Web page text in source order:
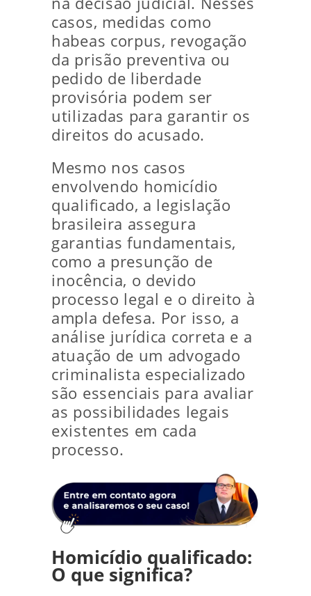
casos, medidas como
habeas corpus, revogação
da prisão preventiva ou
pedido de liberdade
provisória podem ser
utilizadas para garantir os
direitos do acusado.
Mesmo nos casos
envolvendo homicídio
qualificado, a legislação
brasileira assegura
garantias fundamentais,
como a presunção de
inocência, o devido
processo legal e o direito à
ampla defesa. Por isso, a
análise jurídica correta e a
atuação de um advogado
criminalista especializado
são essenciais para avaliar
as possibilidades legais
existentes em cada
processo.
Homicídio qualificado:
O que significa?